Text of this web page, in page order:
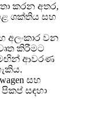
කරන අතර,
ශක්තිය සහ
අලංකාර වන
කිරීමට
ආවරණ
සහ
සඳහා